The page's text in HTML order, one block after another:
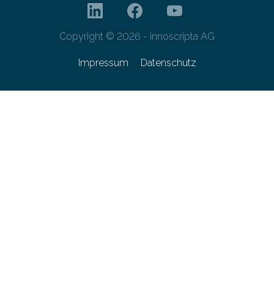
Copyright © 2026 - innoscripta AG
Impressum Datenschutz